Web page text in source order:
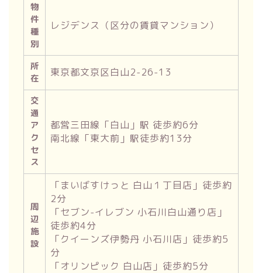
物
件
種
別
レジデンス（区分の賃貸マンション）
所
在
東京都文京区白山2-26-13
交
通
ア
ク
セ
ス
都営三田線「白山」駅 徒歩約6分
南北線「東大前」駅徒歩約13分
周
辺
施
設
「まいばすけっと 白山１丁目店」徒歩約
2分
「セブン-イレブン 小石川白山通り店」
徒歩約4分
「クイーンズ伊勢丹 小石川店」徒歩約5
分
「オリンピック 白山店」徒歩約5分